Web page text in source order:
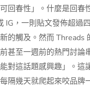
回春性」。什麼是回春
IG，一則貼文發佈超過
的觸及。然而 Threads
甚至一週前的熱門討論
對這話題感興趣」。這
隔幾天就爬起來咬品牌